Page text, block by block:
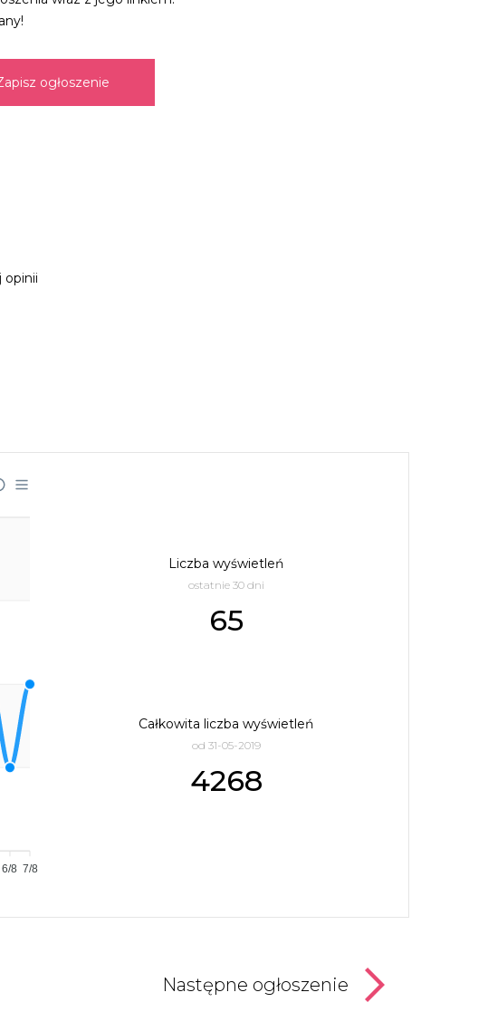
ogłoszenie
opinii
6/8 7/8
Liczba wyświetleń
ostatnie 30 dni
65
Całkowita liczba wyświetleń
od 31-05-2019
4268
Następne ogłoszenie